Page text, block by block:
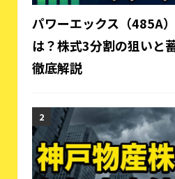
パワーエックス（485A
は？株式3分割の狙いと
徹底解説